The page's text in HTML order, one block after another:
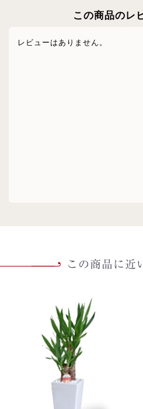
この商品のレ
レビューはありません。
この商品に近